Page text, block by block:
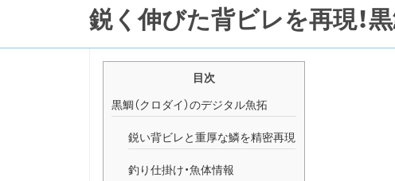
鋭く伸びた背ビレを再現！
目次
黒鯛（クロダイ）のデジタル魚拓
鋭い背ビレと重厚な鱗を精密再現
釣り仕掛け・魚体情報